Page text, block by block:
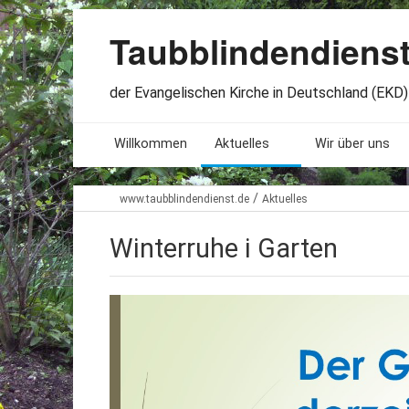
der Evangelischen Kirche in Deutschland (EKD)
Willkommen Aktuelles
Seminare. Termine
Stellenangebote
Wir über uns
Leitlinien
Geschichte
Lageplan
www.taubblindendienst.de / Aktuelles
Winterruhe i Garten